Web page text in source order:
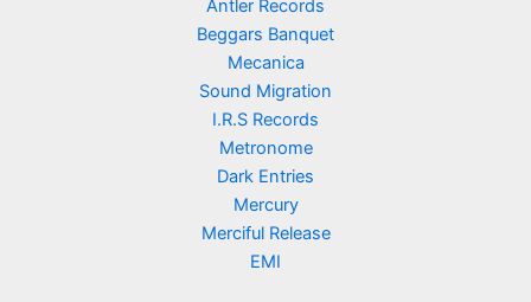
Antler Records
Beggars Banquet
Mecanica
Sound Migration
I.R.S Records
Metronome
Dark Entries
Mercury
Merciful Release
EMI